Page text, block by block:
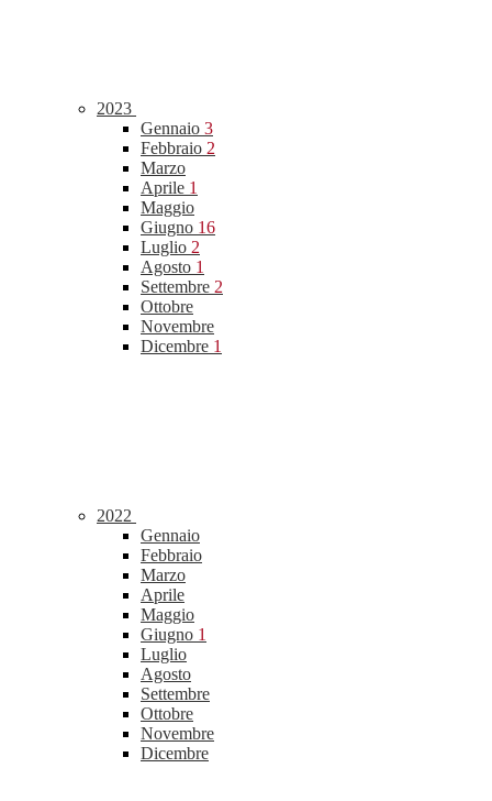
2023
Gennaio 3
Febbraio 2
Marzo
Aprile 1
Maggio
Giugno 16
Luglio 2
Agosto 1
Settembre 2
Ottobre
Novembre
Dicembre 1
2022
Gennaio
Febbraio
Marzo
Aprile
Maggio
Giugno 1
Luglio
Agosto
Settembre
Ottobre
Novembre
Dicembre